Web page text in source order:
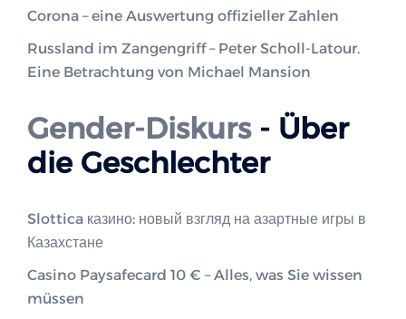
Corona – eine Auswertung offizieller Zahlen
Russland im Zangengriff – Peter Scholl-Latour.
Eine Betrachtung von Michael Mansion
Gender-Diskurs- Über
die Geschlechter
Slottica казино: новый взгляд на азартные игры в
Казахстане
Casino Paysafecard 10 € – Alles, was Sie wissen
müssen